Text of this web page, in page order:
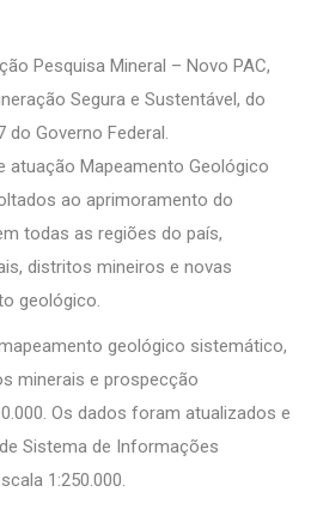
Pesquisa Mineral – Novo PAC,
Segura e Sustentável, do
do Governo Federal.
atuação Mapeamento Geológico
ao aprimoramento do
todas as regiões do país,
distritos mineiros e novas
geológico.
geológico sistemático,
minerais e prospecção
Os dados foram atualizados e
Sistema de Informações
1:250.000.